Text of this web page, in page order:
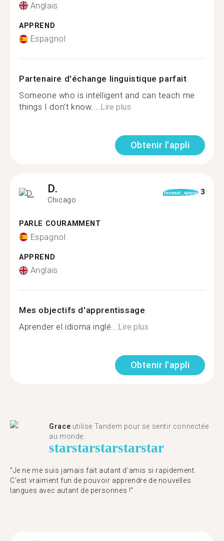
Anglais
APPREND
Espagnol
Partenaire d'échange linguistique parfait
Someone who is intelligent and can teach me
things I don't know....Lire plus
Obtenir l'appli
D.
Chicago
format_quote 3
PARLE COURAMMENT
Espagnol
APPREND
Anglais
Mes objectifs d'apprentissage
Aprender el idioma inglé...Lire plus
Obtenir l'appli
Grace utilise Tandem pour se sentir connectée
au monde.
starstarstarstarstar
"Je ne me suis jamais fait autant d'amis si rapidement.
C'est vraiment fun de pouvoir apprendre de nouvelles
langues avec autant de personnes !"